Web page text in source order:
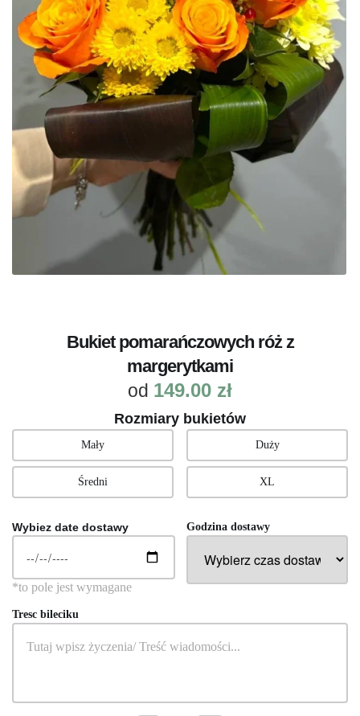
Bukiet pomarańczowych róż z
margerytkami
od 149.00 zł
Rozmiary bukietów
Mały
Średni
Duży
XL
Wybiez date dostawy Godzina dostawy
Tresc bileciku